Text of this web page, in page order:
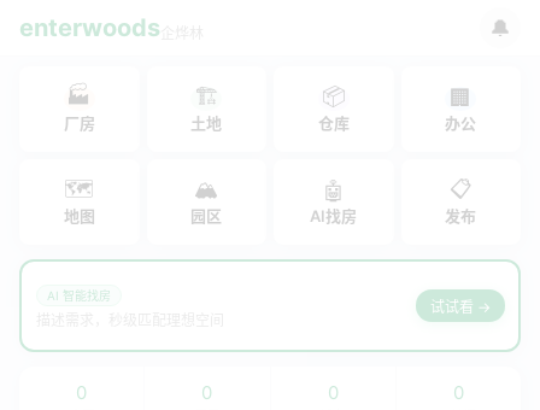
enterwoods 🔔
🏭
厂房
🏗
土地
📦
仓库
🏢
办公
🗺
地图
🏔
园区
🤖
AI找房
📋
发布
AI 智能找房
试试看 →
0 0 0 0